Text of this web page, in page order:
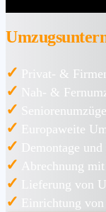
✓ Privat- &
✓ Nah- &
✓ Seniorenumzüge
✓ Europaweite
✓ Demontage
✓ Abrechnung
✓ Lieferung von
✓ Einrichtung